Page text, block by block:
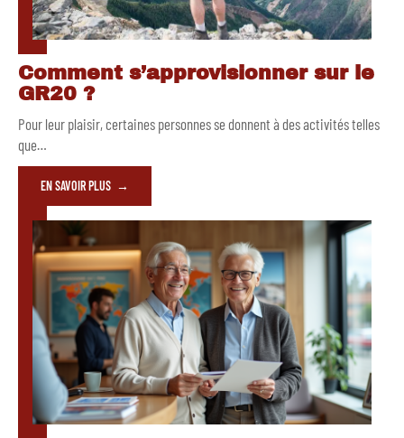
Comment s’approvisionner sur le
GR20 ?
Pour leur plaisir, certaines personnes se donnent à des activités telles
que…
EN SAVOIR PLUS